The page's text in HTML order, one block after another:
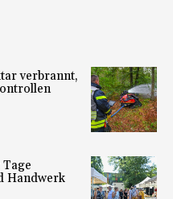
verbrannt,
Handwerk